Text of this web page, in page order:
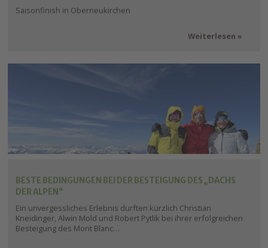
Saisonfinish in Oberneukirchen
Weiterlesen
BESTE BEDINGUNGEN BEI DER BESTEIGUNG DES „DACHS
DER ALPEN“
Ein unvergessliches Erlebnis durften kürzlich Christian
Kneidinger, Alwin Mold und Robert Pytlik bei ihrer erfolgreichen
Besteigung des Mont Blanc…